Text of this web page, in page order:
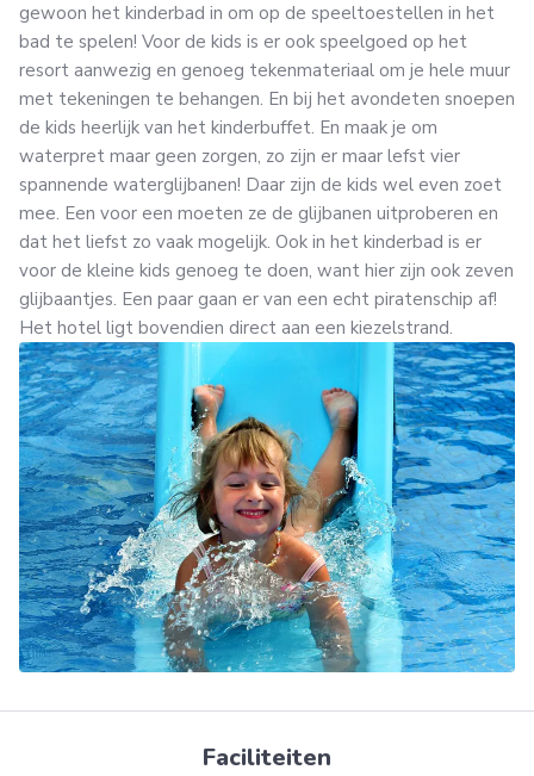
gewoon het kinderbad in om op de speeltoestellen in het
bad te spelen! Voor de kids is er ook speelgoed op het
resort aanwezig en genoeg tekenmateriaal om je hele muur
met tekeningen te behangen. En bij het avondeten snoepen
de kids heerlijk van het kinderbuffet. En maak je om
waterpret maar geen zorgen, zo zijn er maar lefst vier
spannende waterglijbanen! Daar zijn de kids wel even zoet
mee. Een voor een moeten ze de glijbanen uitproberen en
dat het liefst zo vaak mogelijk. Ook in het kinderbad is er
voor de kleine kids genoeg te doen, want hier zijn ook zeven
glijbaantjes. Een paar gaan er van een echt piratenschip af!
Het hotel ligt bovendien direct aan een kiezelstrand.
Faciliteiten